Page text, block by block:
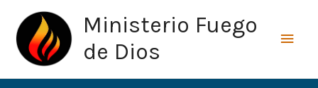
contenido
Ministerio Fuego
de Dios